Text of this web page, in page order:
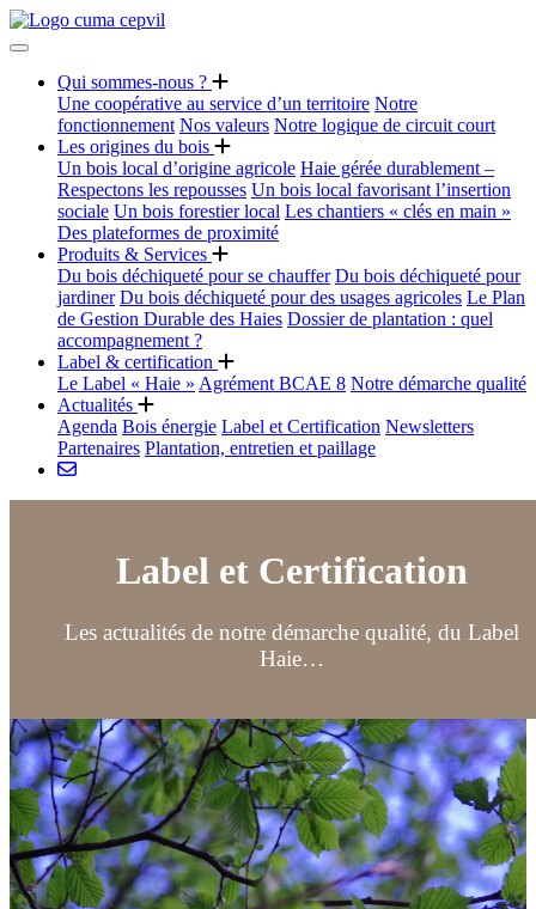
Qui sommes-nous ?
Une coopérative au service d’un territoire Notre
fonctionnement Nos valeurs Notre logique de circuit court
Les origines du bois
Un bois local d’origine agricole Haie gérée durablement –
Respectons les repousses Un bois local favorisant l’insertion
sociale Un bois forestier local Les chantiers « clés en main »
Des plateformes de proximité
Produits & Services
Du bois déchiqueté pour se chauffer Du bois déchiqueté pour
jardiner Du bois déchiqueté pour des usages agricoles Le Plan
de Gestion Durable des Haies Dossier de plantation : quel
accompagnement ?
Label & certification
Le Label « Haie » Agrément BCAE 8 Notre démarche qualité
Actualités
Agenda Bois énergie Label et Certification Newsletters
Partenaires Plantation, entretien et paillage
Label et Certification
Les actualités de notre démarche qualité, du Label
Haie…